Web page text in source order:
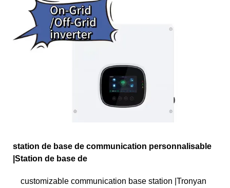
station de base de communication personnalisable
|Station de base de
customizable communication base station |Tronyan